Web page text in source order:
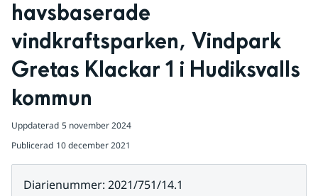
havsbaserade
vindkraftsparken, Vindpark
Gretas Klackar 1 i Hudiksvalls
kommun
Uppdaterad 5 november 2024
Publicerad 10 december 2021
Diarienummer: 2021/751/14.1